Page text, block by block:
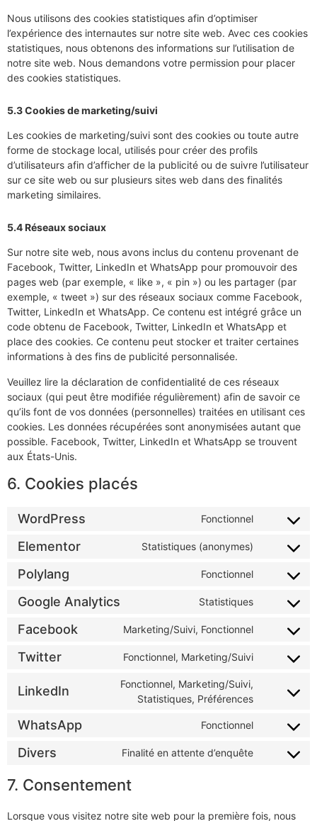
Nous utilisons des cookies statistiques afin d’optimiser
l’expérience des internautes sur notre site web. Avec ces cookies
statistiques, nous obtenons des informations sur l’utilisation de
notre site web. Nous demandons votre permission pour placer
des cookies statistiques.
5.3 Cookies de marketing/suivi
Les cookies de marketing/suivi sont des cookies ou toute autre
forme de stockage local, utilisés pour créer des profils
d’utilisateurs afin d’afficher de la publicité ou de suivre l’utilisateur
sur ce site web ou sur plusieurs sites web dans des finalités
marketing similaires.
5.4 Réseaux sociaux
Sur notre site web, nous avons inclus du contenu provenant de
Facebook, Twitter, LinkedIn et WhatsApp pour promouvoir des
pages web (par exemple, « like », « pin ») ou les partager (par
exemple, « tweet ») sur des réseaux sociaux comme Facebook,
Twitter, LinkedIn et WhatsApp. Ce contenu est intégré grâce un
code obtenu de Facebook, Twitter, LinkedIn et WhatsApp et
place des cookies. Ce contenu peut stocker et traiter certaines
informations à des fins de publicité personnalisée.
Veuillez lire la déclaration de confidentialité de ces réseaux
sociaux (qui peut être modifiée régulièrement) afin de savoir ce
qu’ils font de vos données (personnelles) traitées en utilisant ces
cookies. Les données récupérées sont anonymisées autant que
possible. Facebook, Twitter, LinkedIn et WhatsApp se trouvent
aux États-Unis.
6. Cookies placés
WordPress Fonctionnel
Elementor Statistiques (anonymes)
Polylang Fonctionnel
Google Analytics Statistiques
Facebook Marketing/Suivi, Fonctionnel
Twitter Fonctionnel, Marketing/Suivi
LinkedIn
Fonctionnel, Marketing/Suivi,
Statistiques, Préférences
WhatsApp Fonctionnel
Divers Finalité en attente d’enquête
7. Consentement
Lorsque vous visitez notre site web pour la première fois, nous